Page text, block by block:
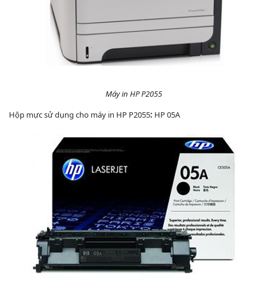
Máy in HP P2055
Hộp mực sử dụng cho máy in HP P2055: HP 05A